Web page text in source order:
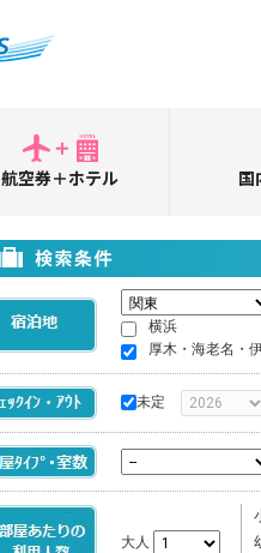
航空券＋ホテル 国
横浜
厚木・海老名・
未定
大人